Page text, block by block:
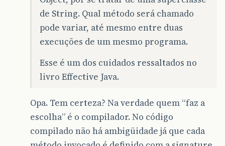
de String. Qual método será chamado
pode variar, até mesmo entre duas
execuções de um mesmo programa.
Esse é um dos cuidados ressaltados no
livro Effective Java.
Opa. Tem certeza? Na verdade quem “faz a
escolha” é o compilador. No código
compilado não há ambigüidade já que cada